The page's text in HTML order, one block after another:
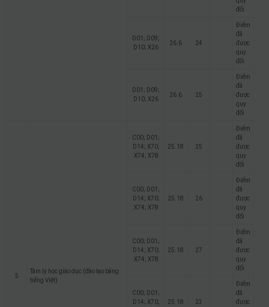
đổi
D01; D09;
D10; X26
26.6 24
Điểm
đã
được
quy
đổi
D01; D09;
D10; X26
26.6 25
Điểm
đã
được
quy
đổi
5
Tâm lý học giáo dục (đào tạo bằng
tiếng Việt)
C00; D01;
D14; X70;
X74; X78
25.18 25
Điểm
đã
được
quy
đổi
C00; D01;
D14; X70;
X74; X78
25.18 26
Điểm
đã
được
quy
đổi
C00; D01;
D14; X70;
X74; X78
25.18 27
Điểm
đã
được
quy
đổi
C00; D01;
D14; X70;
25.18 23
Điểm
đã
được